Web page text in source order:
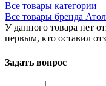
Все товары категории
Все товары бренда
У данного товара нет
первым, кто оставил
Задать вопрос